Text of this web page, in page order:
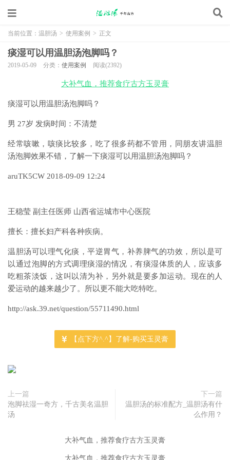
当前位置： 温胆汤 > 使用案例 > 正文
痰湿可以用温胆汤泡脚吗？
2019-05-09 分类： 使用案例 阅读(2392)
大补气血，推荐食疗古方玉灵膏
痰湿可以用温胆汤泡脚吗？
男 27岁 发病时间：不清楚
经常咳嗽，咳痰比较多，吃了很多药都不管用，同朋友讲温胆
汤泡脚效果不错，了解一下痰湿可以用温胆汤泡脚吗？
aruTK5CW 2018-09-09 12:24
王稳莹 副主任医师 山西省运城市中心医院
擅长：擅长妇产科各种疾病。
温胆汤可以理气化痰，平逆胃气，补养脾气的功效，所以是可
以通过泡脚的方式调理痰湿的情况，有痰湿体质的人，应该多
吃粗茶淡饭，这叫以清为补，另外就是要多加运动。现在的人
爱运动的越来越少了。所以更不能大吃特吃。
http://ask.39.net/question/55711490.html
【点下方^.^】了解-购买玉灵膏
上一篇
泡脚祛湿一奇方，千古美名温胆
汤
下一篇
温胆汤的标准配方_温胆汤有什
么作用？
大补气血，推荐食疗古方玉灵膏
大补气血，推荐食疗古方玉灵膏